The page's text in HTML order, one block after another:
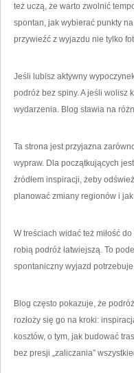
też uczą, że warto zwolnić
spontan, jak wybierać punkty
przywieźć z wyjazdu nie tylko
Jeśli lubisz aktywny
podróż bez spiny. A jeśli wolisz
wydarzenia. Blog stawia na
Ta strona jest przyjazna
wypraw. Dla początkujących
źródłem inspiracji, żeby
planować zmiany regionów i
W treściach widać też miłość
robią podróż łatwiejszą. To
spontaniczny wyjazd
Blog często pokazuje, że
rozłoży się go na kroki:
kosztów, o tym, jak budować
bez presji „zaliczania”